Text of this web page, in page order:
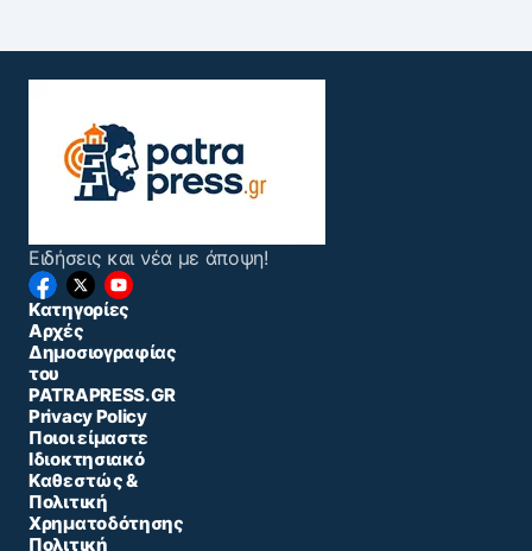
Ειδήσεις και νέα με άποψη!
Κατηγορίες
Αρχές
Δημοσιογραφίας
του
PATRAPRESS.GR
Privacy Policy
Ποιοι είμαστε
Ιδιοκτησιακό
Καθεστώς &
Πολιτική
Χρηματοδότησης
Πολιτική